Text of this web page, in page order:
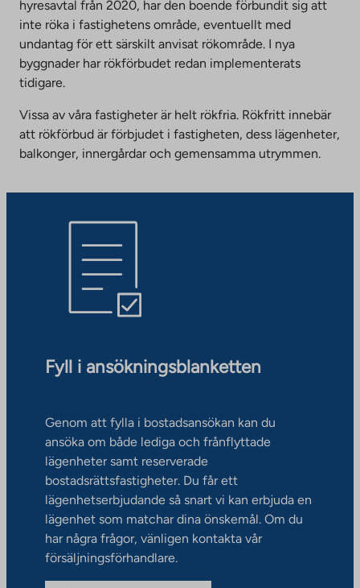
hyresavtal från 2020, har den boende förbundit sig att
inte röka i fastighetens område, eventuellt med
undantag för ett särskilt anvisat rökområde. I nya
byggnader har rökförbudet redan implementerats
tidigare.
Vissa av våra fastigheter är helt rökfria. Rökfritt innebär
att rökförbud är förbjudet i fastigheten, dess lägenheter,
balkonger, innergårdar och gemensamma utrymmen.
Fyll i ansökningsblanketten
Genom att fylla i bostadsansökan kan du
ansöka om både lediga och frånflyttade
lägenheter samt reserverade
bostadsrättsfastigheter. Du får ett
lägenhetserbjudande så snart vi kan erbjuda en
lägenhet som matchar dina önskemål. Om du
har några frågor, vänligen kontakta vår
försäljningsförhandlare.